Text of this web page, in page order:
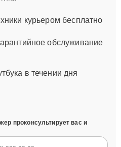
курьером бесплатно
обслуживание
в течении дня
проконсультирует вас и